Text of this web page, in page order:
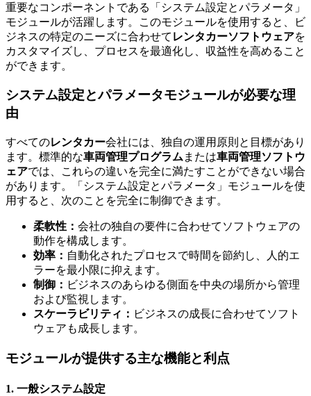
重要なコンポーネントである「システム設定とパラメータ」
モジュールが活躍します。このモジュールを使用すると、ビ
ジネスの特定のニーズに合わせて レンタカーソフトウェアを
カスタマイズし、プロセスを最適化し、収益性を高めること
ができます。
システム設定とパラメータモジュールが必要な理
由
すべてのレンタカー会社には、独自の運用原則と目標があり
ます。標準的な車両管理プログラム または車両管理ソフトウ
ェアでは、これらの違いを完全に満たすことができない場合
があります。「システム設定とパラメータ」モジュールを使
用すると、次のことを完全に制御できます。
柔軟性： 会社の独自の要件に合わせてソフトウェアの
動作を構成します。
効率： 自動化されたプロセスで時間を節約し、人的エ
ラーを最小限に抑えます。
制御： ビジネスのあらゆる側面を中央の場所から管理
および監視します。
スケーラビリティ： ビジネスの成長に合わせてソフト
ウェアも成長します。
モジュールが提供する主な機能と利点
1. 一般システム設定